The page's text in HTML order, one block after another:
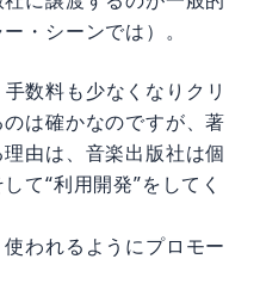
・シーンでは）。
数料も少なくなりクリ
は確かなのですが、著
由は、音楽出版社は個
て“利用開発”をしてく
われるようにプロモー